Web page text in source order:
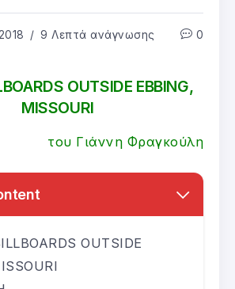
9 Λεπτά ανάγνωσης 0
OUTSIDE EBBING,
MISSOURI
του Γιάννη Φραγκούλη
OUTSIDE